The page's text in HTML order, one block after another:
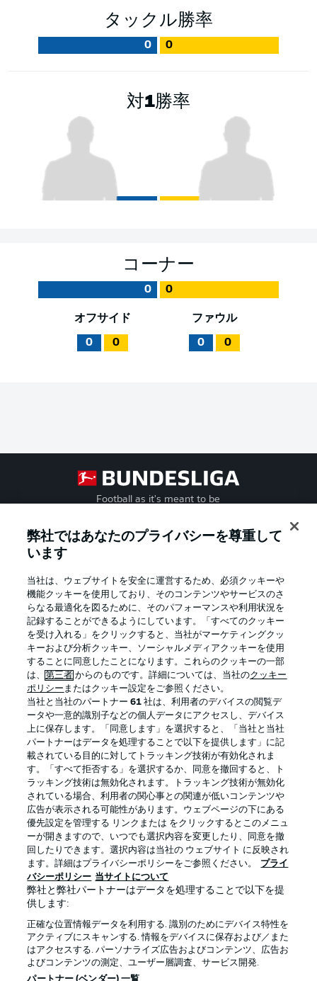
タックル勝率
0 0
対1勝率
コーナー
0 0
オフサイド
0 0
ファウル
0 0
Football as it's meant to be
Official Partners
プライバシー・ポリシー 優先設定を管理する
利用条件 放送局
求人 選手
当サイトについて
弊社ではあなたのプライバシーを尊重して
います
当社は、ウェブサイトを安全に運営するため、必須クッキーや
機能クッキーを使用しており、そのコンテンツやサービスのさ
らなる最適化を図るために、そのパフォーマンスや利用状況を
記録することができるようにしています。「すべてのクッキー
を受け入れる」をクリックすると、当社がマーケティングクッ
キーおよび分析クッキー、ソーシャルメディアクッキーを使用
することに同意したことになります。これらのクッキーの一部
は、第三者 からのものです。詳細については、当社のクッキー
ポリシー またはクッキー設定をご参照ください。
当社と当社のパートナー61 社は、利用者のデバイスの閲覧デ
ータや一意的識別子などの個人データにアクセスし、デバイス
上に保存します。「同意します」を選択すると、「当社と当社
パートナーはデータを処理することで以下を提供します」に記
載されている目的に対してトラッキング技術が有効化されま
す。「すべて拒否する」を選択するか、同意を撤回すると、ト
ラッキング技術は無効化されます。トラッキング技術が無効化
されている場合、利用者の関心事との関連が低いコンテンツや
広告が表示される可能性があります。ウェブページの下にある
優先設定を管理する リンクまたは をクリックするとこのメニュ
ーが開きますので、いつでも選択内容を変更したり、同意を撤
回したりできます。選択内容は当社の ウェブサイト に反映され
ます。詳細はプライバシーポリシーをご参照ください。
プライ
バシーポリシー 当サイトについて
弊社と弊社パートナーはデータを処理することで以下を提
供します:
正確な位置情報データを利用する. 識別のためにデバイス特性を
アクティブにスキャンする. 情報をデバイスに保存および／また
はアクセスする. パーソナライズ広告およびコンテンツ、広告お
よびコンテンツの測定、ユーザー層調査、サービス開発.